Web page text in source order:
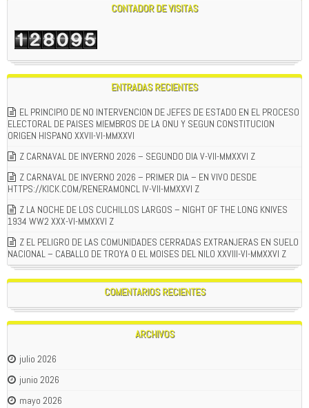
CONTADOR DE VISITAS
ENTRADAS RECIENTES
EL PRINCIPIO DE NO INTERVENCION DE JEFES DE ESTADO EN EL PROCESO
ELECTORAL DE PAISES MIEMBROS DE LA ONU Y SEGUN CONSTITUCION
ORIGEN HISPANO XXVII-VI-MMXXVI
Z CARNAVAL DE INVERNO 2026 – SEGUNDO DIA V-VII-MMXXVI Z
Z CARNAVAL DE INVERNO 2026 – PRIMER DIA – EN VIVO DESDE
HTTPS://KICK.COM/RENERAMONCL IV-VII-MMXXVI Z
Z LA NOCHE DE LOS CUCHILLOS LARGOS – NIGHT OF THE LONG KNIVES
1934 WW2 XXX-VI-MMXXVI Z
Z EL PELIGRO DE LAS COMUNIDADES CERRADAS EXTRANJERAS EN SUELO
NACIONAL – CABALLO DE TROYA O EL MOISES DEL NILO XXVIII-VI-MMXXVI Z
COMENTARIOS RECIENTES
ARCHIVOS
julio 2026
junio 2026
mayo 2026